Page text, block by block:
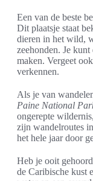
Een van de beste
Dit plaatsje staat
dieren in het wild,
zeehonden. Je
maken. Vergeet
verkennen.
Als je van
Paine National
ongerepte
zijn wandelroutes
het hele jaar door
Heb je ooit
de Caribische kust